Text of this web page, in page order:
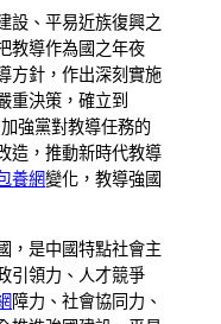
設、平易近族復興之
教導作為國之年夜
方針，作出深刻實施
重決策，確立到
強黨對教導任務的
造，推動新時代教導
養網變化，教導強國
，是中國特點社會主
引領力、人才競爭
障力、社會協同力、